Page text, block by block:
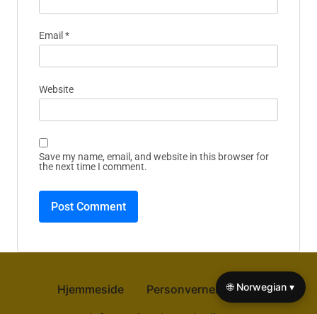
Email *
Website
Save my name, email, and website in this browser for
the next time I comment.
Hjemmeside
Personvernerklæring🌐 Norwegian ▾